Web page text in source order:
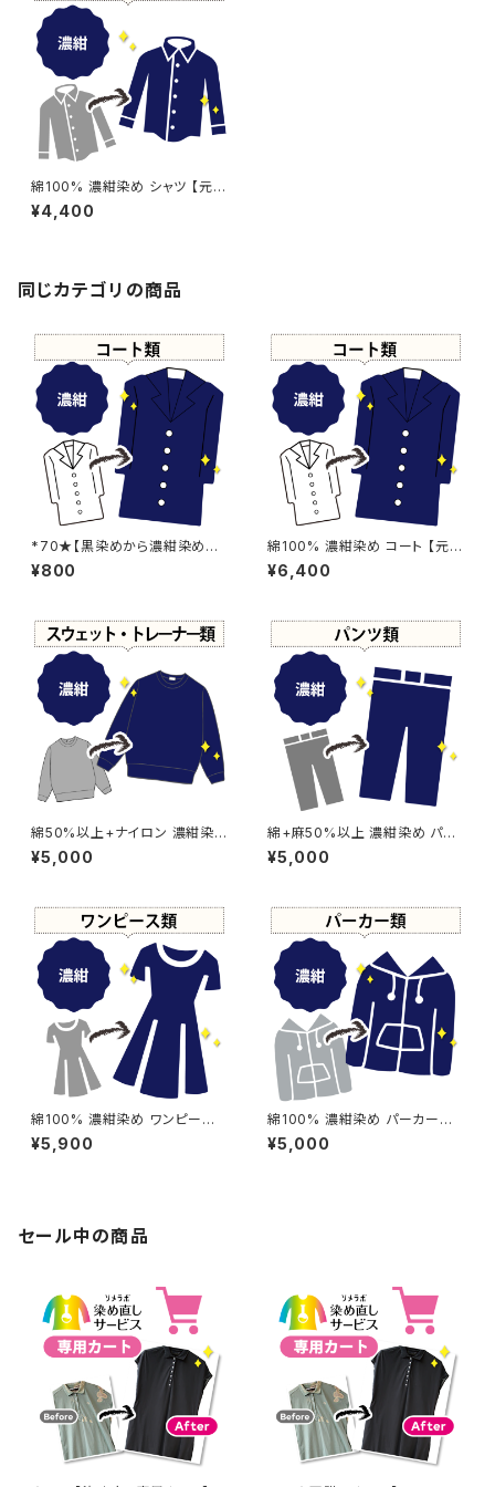
綿100% 濃紺染め シャツ 【元
色：白】 -染め直し[ネイビー - N
avy]404-0124
¥4,400
同じカテゴリの商品
*70★【黒染めから濃紺染めに
変更】濃紺染め
¥800
綿100% 濃紺染め コート 【元
色：ブルー系 - 色あせあり】 -染
め直し[ネイビー - Navy]504-
¥6,400
綿50%以上+ナイロン 濃紺染
め スウェット・トレーナー 【 - 強
い色あせ】 -染め直し[ネイビー
¥5,000
綿+麻50%以上 濃紺染め パン
ツ 【元色：紺(Navy) - 色あせあ
り】 -染め直し[ネイビー - Nav
¥5,000
綿100% 濃紺染め ワンピース
【元色：紺(Navy) - 色あせあり】
-染め直し[ネイビー - Navy]5
¥5,900
綿100% 濃紺染め パーカー
【元色：紺(Navy) - 強い色あ
せ】 -染め直し[ネイビー - Nav
¥5,000
セール中の商品